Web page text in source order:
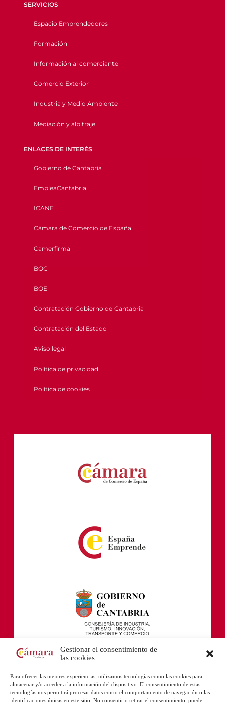
Gestionar el consentimiento de
las cookies
Para ofrecer las mejores experiencias, utilizamos tecnologías como las cookies para
almacenar y/o acceder a la información del dispositivo. El consentimiento de estas
tecnologías nos permitirá procesar datos como el comportamiento de navegación o las
identificaciones únicas en este sitio. No consentir o retirar el consentimiento, puede
SERVICIOS
Espacio Emprendedores
Formación
Información al comerciante
Comercio Exterior
Industria y Medio Ambiente
Mediación y albitraje
ENLACES DE INTERÉS
Gobierno de Cantabria
EmpleaCantabria
ICANE
Cámara de Comercio de España
Camerfirma
BOC
BOE
Contratación Gobierno de Cantabria
Contratación del Estado
Aviso legal
Política de privacidad
Política de cookies